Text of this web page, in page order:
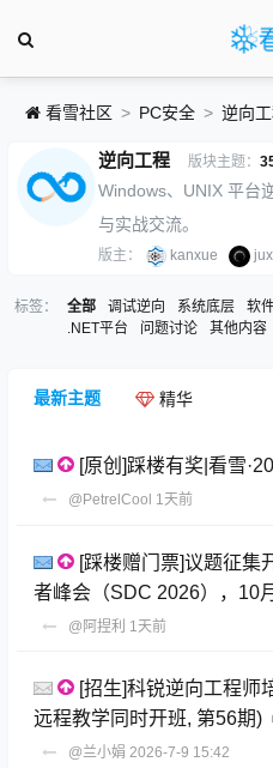
看雪社区 PC安全 逆向
逆向工程 版块主题：
Windows、UNIX 平台
与实战交流。
版主： kanxue
标签： 全部 调试逆向 系统底层 软
.NET平台
问题讨论 其他内容
最新主题 精华
[原创]踩楼有奖|看雪
@PetrelCool 1天前
[踩楼赠门票]议题征集
者峰会（SDC 2026），10
@阿捏利 1天前
[招生]科锐逆向工程师
远程教学同时开班, 第56期)
@兰小娟 2026-7-9 15:42